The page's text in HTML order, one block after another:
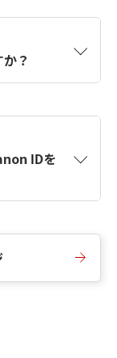
カウントを
を使用して
ます。
？
IDを